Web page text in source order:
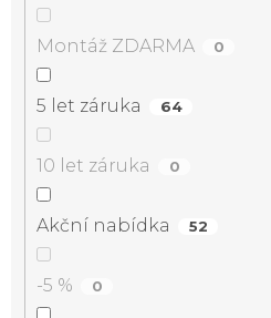
Montáž ZDARMA 0
5 let záruka 64
10 let záruka 0
Akční nabídka 52
-5 % 0